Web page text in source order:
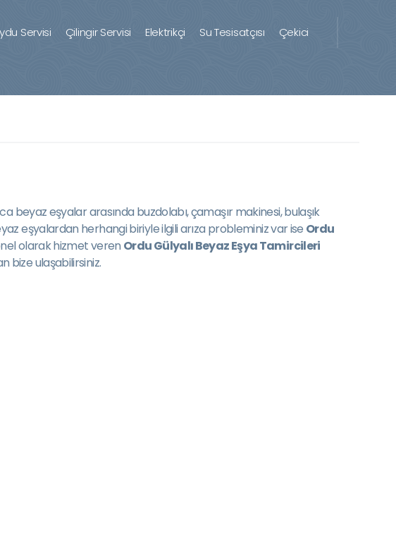
Servisi Çilingir Servisi Elektrikçi Su Tesisatçısı Çekici
beyaz eşyalar arasında buzdolabı, çamaşır makinesi, bulaşık
eşyalardan herhangi biriyle ilgili arıza probleminiz var ise Ordu
olarak hizmet veren Ordu Gülyalı Beyaz Eşya Tamircileri
bize ulaşabilirsiniz.